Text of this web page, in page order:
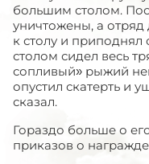
большим столом.
уничтожены, а
к столу и приподнял
столом сидел весь
сопливый» рыжий
опустил скатерть и
сказал.
Гораздо больше о
приказов о